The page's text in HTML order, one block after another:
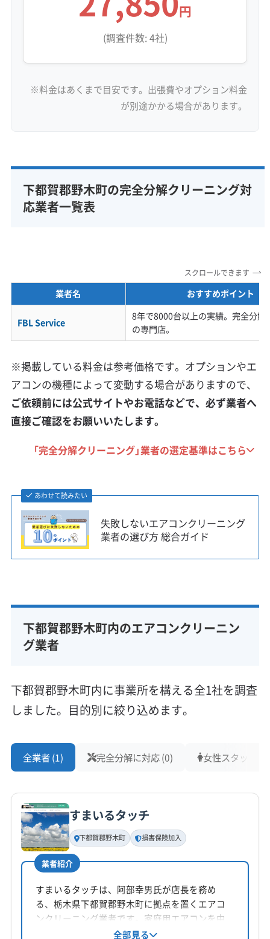
円
(調査件数: 4社)
※料金はあくまで目安です。出張費やオプション料金
が別途かかる場合があります。
下都賀郡野木町の完全分解クリーニング対
応業者一覧表
スクロールできます
業者名 おすすめポイント
FBL Service
8年で8000台以上の実績。完全分解
の専門店。
※掲載している料金は参考価格です。オプションやエ
アコンの機種によって変動する場合がありますので、
ご依頼前には公式サイトやお電話などで、必ず業者へ
直接ご確認をお願いいたします。
「完全分解クリーニング」業者の選定基準はこちら
あわせて読みたい
失敗しないエアコンクリーニング
業者の選び方 総合ガイド
下都賀郡野木町内のエアコンクリーニン
グ業者
下都賀郡野木町内に事業所を構える全1社を調査
しました。目的別に絞り込めます。
全業者 (1) 完全分解に対応 (0) 女性スタッフ在
すまいるタッチ
下都賀郡野木町 損害保険加入
業者紹介
すまいるタッチは、阿部幸男氏が店長を務め
る、栃木県下都賀郡野木町に拠点を置くエアコ
ンクリーニング業者です。家庭用エアコンを中
心に、丁寧な作業と損害保険加入が特徴。大手
全部見る